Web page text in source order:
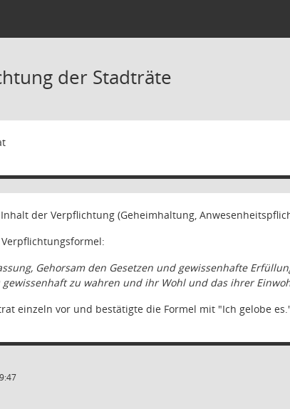
der Stadträte
der Verpflichtung (Geheimhaltung,
Gehorsam den Gesetzen und gewissenhafte
gewissenhaft zu wahren und ihr Wohl und das ihrer
einzeln vor und bestätigte die Formel mit "Ich gelobe